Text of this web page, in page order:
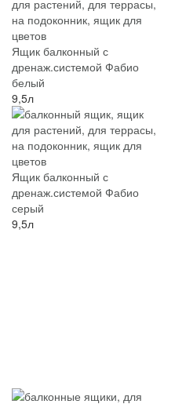
Ящик балконный с
дренаж.системой Фабио
белый
9,5л
Ящик балконный с
дренаж.системой Фабио
серый
9,5л